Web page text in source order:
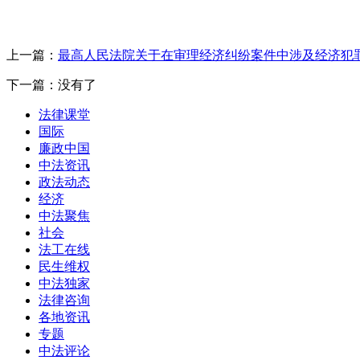
上一篇： 最高人民法院关于在审理经济纠纷案件中涉及经济犯
下一篇：没有了
法律课堂
国际
廉政中国
中法资讯
政法动态
经济
中法聚焦
社会
法工在线
民生维权
中法独家
法律咨询
各地资讯
专题
中法评论